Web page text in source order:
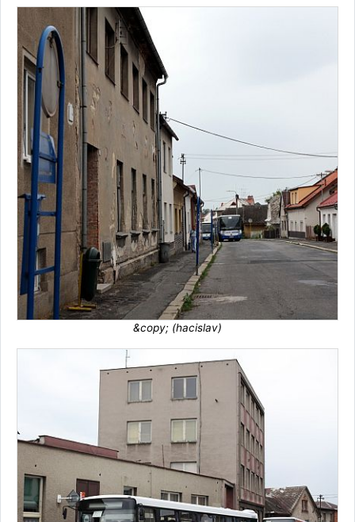
&copy; (hacislav)